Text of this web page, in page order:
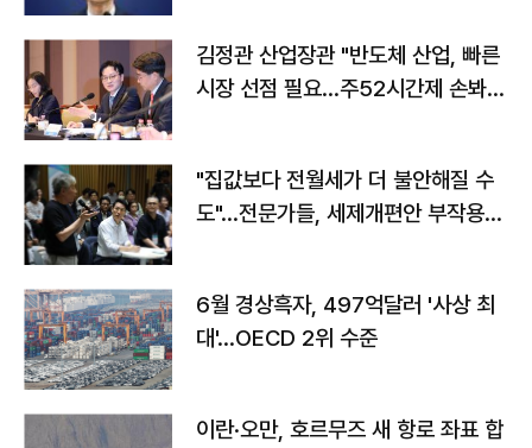
김정관 산업장관 "반도체 산업, 빠른
시장 선점 필요…주52시간제 손봐
"집값보다 전월세가 더 불안해질 수
도"…전문가들, 세제개편안 부작용
6월 경상흑자, 497억달러 '사상 최
대'…OECD 2위 수준
이란·오만, 호르무즈 새 항로 좌표 합